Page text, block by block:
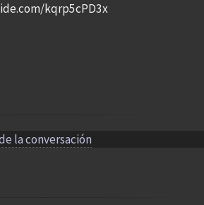
kqrp5cPD3x
la conversación